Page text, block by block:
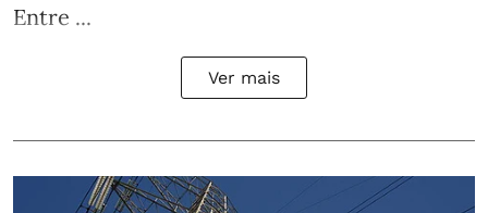
Entre ...
Ver mais